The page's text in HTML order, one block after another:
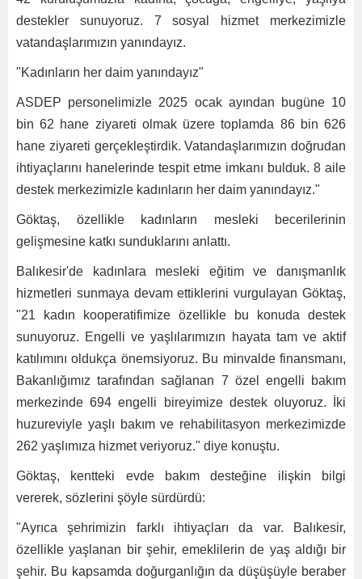
destekler sunuyoruz. 7 sosyal hizmet merkezimizle
vatandaşlarımızın yanındayız.
"Kadınların her daim yanındayız"
ASDEP personelimizle 2025 ocak ayından bugüne 10
bin 62 hane ziyareti olmak üzere toplamda 86 bin 626
hane ziyareti gerçekleştirdik. Vatandaşlarımızın doğrudan
ihtiyaçlarını hanelerinde tespit etme imkanı bulduk. 8 aile
destek merkezimizle kadınların her daim yanındayız."
Göktaş, özellikle kadınların mesleki becerilerinin
gelişmesine katkı sunduklarını anlattı.
Balıkesir'de kadınlara mesleki eğitim ve danışmanlık
hizmetleri sunmaya devam ettiklerini vurgulayan Göktaş,
"21 kadın kooperatifimize özellikle bu konuda destek
sunuyoruz. Engelli ve yaşlılarımızın hayata tam ve aktif
katılımını oldukça önemsiyoruz. Bu minvalde finansmanı,
Bakanlığımız tarafından sağlanan 7 özel engelli bakım
merkezinde 694 engelli bireyimize destek oluyoruz. İki
huzureviyle yaşlı bakım ve rehabilitasyon merkezimizde
262 yaşlımıza hizmet veriyoruz." diye konuştu.
Göktaş, kentteki evde bakım desteğine ilişkin bilgi
vererek, sözlerini şöyle sürdürdü:
"Ayrıca şehrimizin farklı ihtiyaçları da var. Balıkesir,
özellikle yaşlanan bir şehir, emeklilerin de yaş aldığı bir
şehir. Bu kapsamda doğurganlığın da düşüşüyle beraber